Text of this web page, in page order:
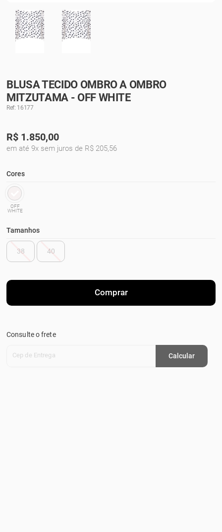
BLUSA TECIDO OMBRO A OMBRO
MITZUTAMA - OFF WHITE
Ref: 16177
R$ 1.850,00
em até 9x sem juros de R$ 205,56
Cores
OFF
WHITE
Tamanhos
38 40
Comprar
Consulte o frete
Cep de Entrega Calcular